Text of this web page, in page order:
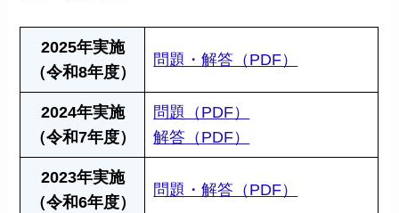
2025年実施
（令和8年度）
問題・解答（PDF）
2024年実施
（令和7年度）
問題（PDF）
解答（PDF）
2023年実施
（令和6年度）
問題・解答（PDF）